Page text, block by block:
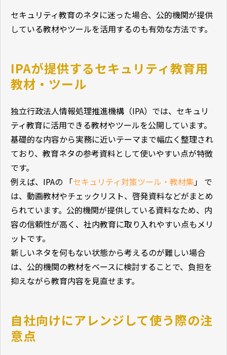
セキュリティ教育のネタに迷った場合、公的機関が提供
している教材やツールを活用するのも有効な方法です。
IPAが提供するセキュリティ教育用
教材・ツール
独立行政法人情報処理推進機構（IPA）では、セキュリ
ティ教育に活用できる教材やツールを公開しています。
基礎的な内容から実務に近いテーマまで幅広く整理され
ており、教育ネタの参考資料として使いやすい点が特徴
です。
例えば、IPAの 「セキュリティ対策ツール・教材集」 で
は、動画教材やチェックリスト、啓発資料などがまとめ
られています。公的機関が提供している資料なため、内
容の信頼性が高く、社内教育に取り入れやすい点もメリ
ットです。
新しいネタを何もない状態から考えるのが難しい場合
は、公的機関の教材をベースに検討することで、負担を
抑えながら教育内容を見直せます。
自社向けにアレンジして使う際の注
意点